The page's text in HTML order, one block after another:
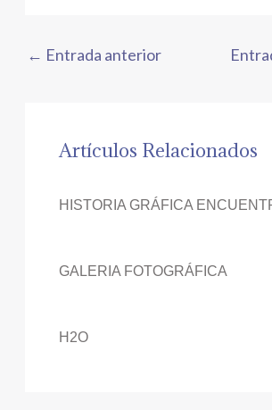
← Entrada anterior
Artículos Relacionados
HISTORIA GRÁFICA
GALERIA FOTOGRÁFICA
H2O